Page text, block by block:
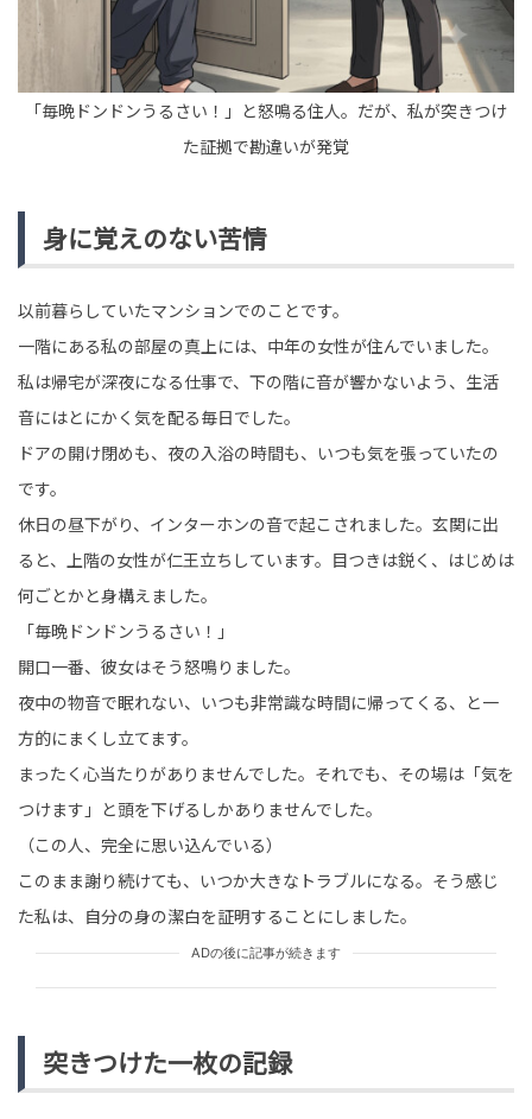
「毎晩ドンドンうるさい！」と怒鳴る住人。だが、私が突きつけ
た証拠で勘違いが発覚
身に覚えのない苦情
以前暮らしていたマンションでのことです。
一階にある私の部屋の真上には、中年の女性が住んでいました。
私は帰宅が深夜になる仕事で、下の階に音が響かないよう、生活
音にはとにかく気を配る毎日でした。
ドアの開け閉めも、夜の入浴の時間も、いつも気を張っていたの
です。
休日の昼下がり、インターホンの音で起こされました。玄関に出
ると、上階の女性が仁王立ちしています。目つきは鋭く、はじめは
何ごとかと身構えました。
「毎晩ドンドンうるさい！」
開口一番、彼女はそう怒鳴りました。
夜中の物音で眠れない、いつも非常識な時間に帰ってくる、と一
方的にまくし立てます。
まったく心当たりがありませんでした。それでも、その場は「気を
つけます」と頭を下げるしかありませんでした。
（この人、完全に思い込んでいる）
このまま謝り続けても、いつか大きなトラブルになる。そう感じ
た私は、自分の身の潔白を証明することにしました。
ADの後に記事が続きます
突きつけた一枚の記録